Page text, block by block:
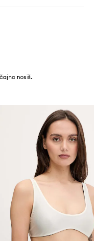
nosiš.